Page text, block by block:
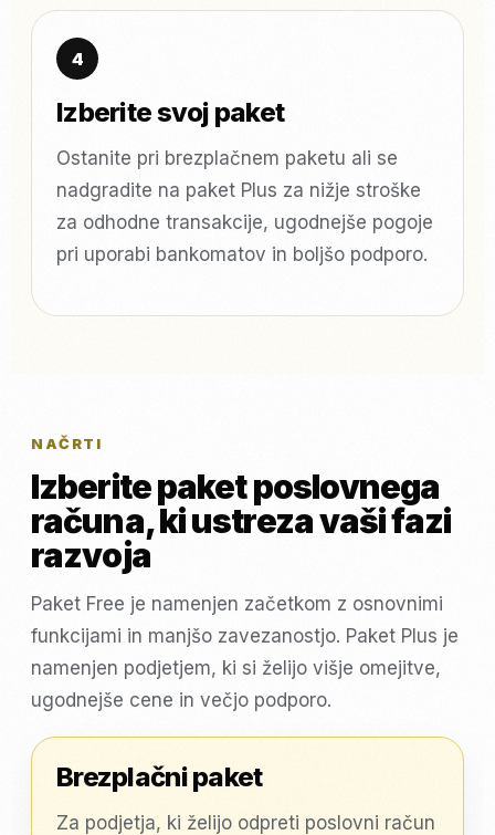
Izberite svoj paket
Ostanite pri brezplačnem paketu ali se
nadgradite na paket Plus za nižje stroške
za odhodne transakcije, ugodnejše pogoje
pri uporabi bankomatov in boljšo podporo.
NAČRTI
Izberite paket poslovnega
računa, ki ustreza vaši fazi
razvoja
Paket Free je namenjen začetkom z osnovnimi
funkcijami in manjšo zavezanostjo. Paket Plus je
namenjen podjetjem, ki si želijo višje omejitve,
ugodnejše cene in večjo podporo.
Brezplačni paket
Za podjetja, ki želijo odpreti poslovni račun